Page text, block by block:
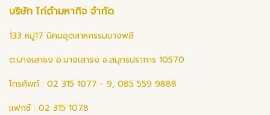
บริษัท ไก่ดำมหากิจ จำกัด
133 หมู่17 นิคมอุตสาหกรรมบางพลี
ต.บางเสาธง อ.บางเสาธง จ.สมุทรปราการ 10570
โทรศัพท์ : 02 315 1077 - 9, 085 559 9888
แฟกซ์ : 02 315 1078